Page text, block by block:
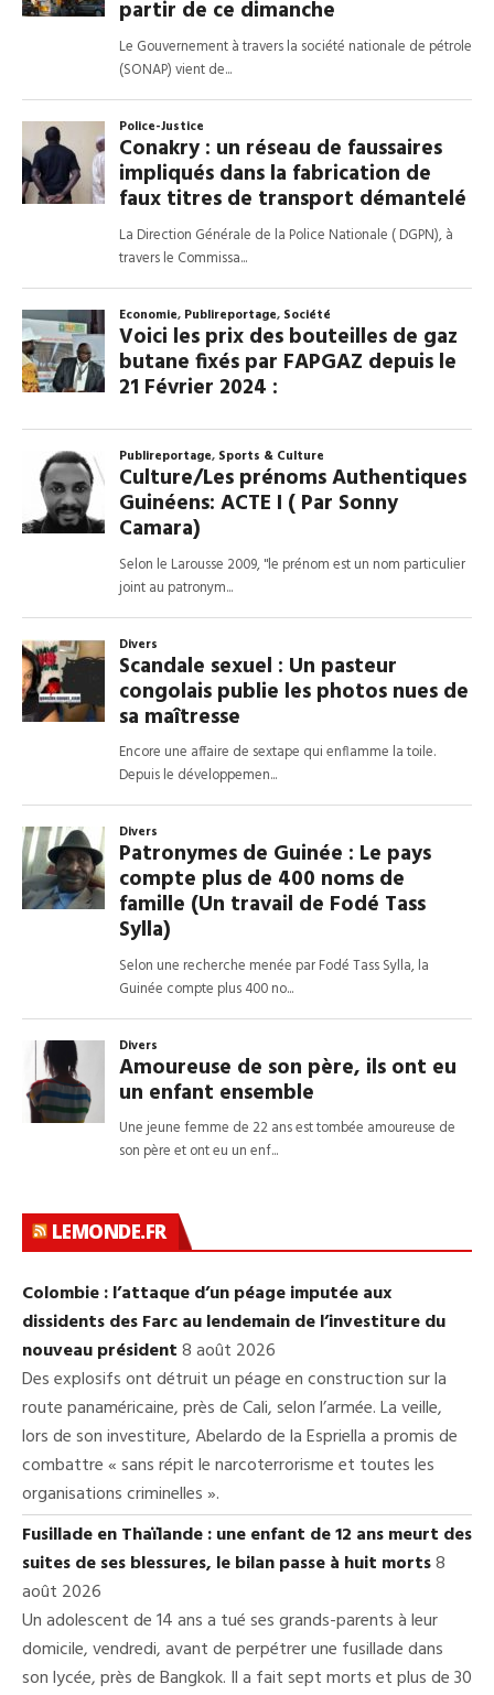
LEMONDE.FR
Colombie : l’attaque d’un péage imputée aux
dissidents des Farc au lendemain de l’investiture du
nouveau président8 août 2026
Des explosifs ont détruit un péage en construction sur la
route panaméricaine, près de Cali, selon l’armée. La veille,
lors de son investiture, Abelardo de la Espriella a promis de
combattre « sans répit le narcoterrorisme et toutes les
organisations criminelles ».
Fusillade en Thaïlande : une enfant de 12 ans meurt des
suites de ses blessures, le bilan passe à huit morts8
août 2026
Un adolescent de 14 ans a tué ses grands-parents à leur
domicile, vendredi, avant de perpétrer une fusillade dans
son lycée, près de Bangkok. Il a fait sept morts et plus de 30